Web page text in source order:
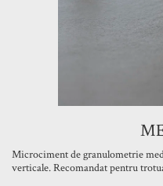
Microciment de granulometrie
verticale. Recomandat pentru